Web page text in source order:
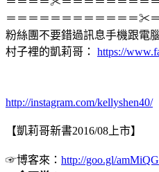
＝＝＝＝＝＝＝＝＝＝＝＝✂
粉絲團不要錯過訊息手機跟電
村子裡的凱莉哥： https://
http://instagram.com/kellyshen40/
【凱莉哥新書2016/08上市】
☞博客來： http://goo.gl/amMiQG